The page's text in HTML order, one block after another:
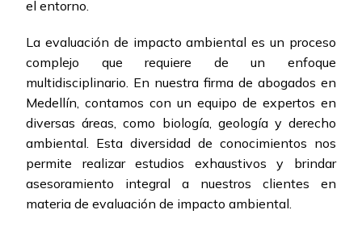
el entorno.
La evaluación de impacto ambiental es un proceso
complejo que requiere de un enfoque
multidisciplinario. En nuestra firma de abogados en
Medellín, contamos con un equipo de expertos en
diversas áreas, como biología, geología y derecho
ambiental. Esta diversidad de conocimientos nos
permite realizar estudios exhaustivos y brindar
asesoramiento integral a nuestros clientes en
materia de evaluación de impacto ambiental.